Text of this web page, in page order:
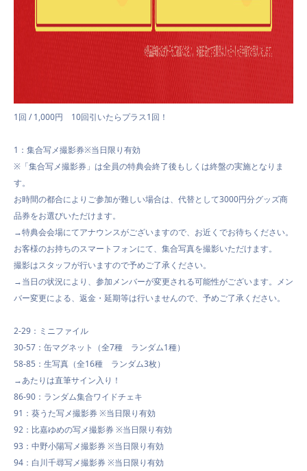
1回 / 1,000円 10回引いたらプラス1回！
1：集合写メ撮影券※当日限り有効
※「集合写メ撮影券」は全員の特典会終了後もしくは終盤の実施となりま
す。
お時間の都合によりご参加が難しい場合は、代替として3000円分グッズ商
品券をお選びいただけます。
→特典会会場にてアナウンスがございますので、お近くでお待ちください。
お客様のお持ちのスマートフォンにて、集合写真を撮影いただけます。
撮影はスタッフが行いますので予めご了承ください。
→当日の状況により、参加メンバーが変更される可能性がございます。メン
バー変更による、返金・延期等は行いませんので、予めご了承ください。
2-29：ミニファイル
30-57：缶マグネット（全7種 ランダム1種）
58-85：生写真（全16種 ランダム3枚）
→あたりは直筆サイン入り！
86-90：ランダム集合ワイドチェキ
91：葵うた写メ撮影券 ※当日限り有効
92：比嘉ゆめの写メ撮影券 ※当日限り有効
93：中野小陽写メ撮影券 ※当日限り有効
94：白川千尋写メ撮影券 ※当日限り有効